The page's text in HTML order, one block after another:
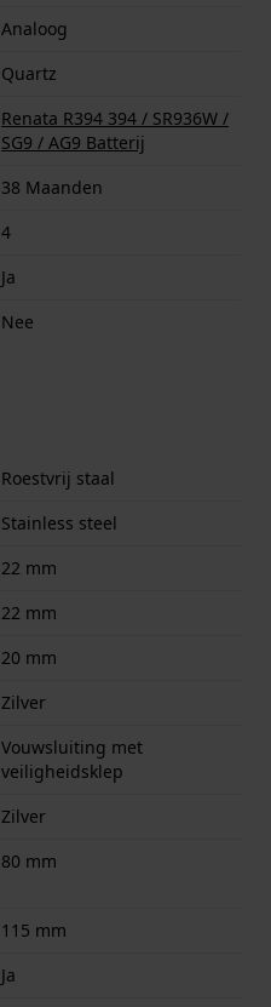
Analoog
Quartz
Renata R394 394 / SR936W /
SG9 / AG9 Batterij
38 Maanden
4
Ja
Nee
Roestvrij staal
Stainless steel
22 mm
22 mm
20 mm
Zilver
Vouwsluiting met
veiligheidsklep
Zilver
80 mm
115 mm
Ja